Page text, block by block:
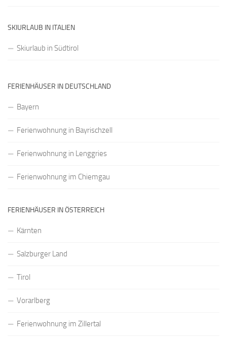
SKIURLAUB IN ITALIEN
Skiurlaub in Südtirol
FERIENHÄUSER IN DEUTSCHLAND
Bayern
Ferienwohnung in Bayrischzell
Ferienwohnung in Lenggries
Ferienwohnung im Chiemgau
FERIENHÄUSER IN ÖSTERREICH
Kärnten
Salzburger Land
Tirol
Vorarlberg
Ferienwohnung im Zillertal